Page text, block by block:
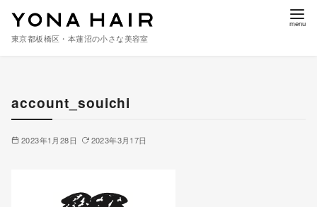
東京都板橋区・本蓮沼の小さな美容室
account_souichi
2023年1月28日 2023年3月17日